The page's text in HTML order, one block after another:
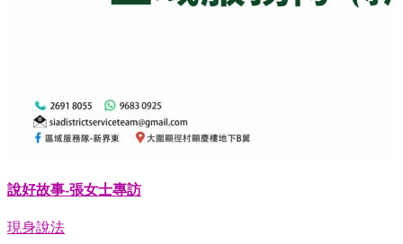
說好故事-張女士專訪
現身說法